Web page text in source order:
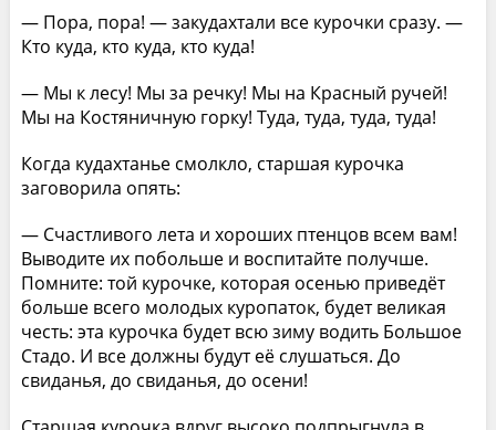
— Пора, пора! — закудахтали все курочки сразу. —
Кто куда, кто куда, кто куда!
— Мы к лесу! Мы за речку! Мы на Красный ручей!
Мы на Костяничную горку! Туда, туда, туда, туда!
Когда кудахтанье смолкло, старшая курочка
заговорила опять:
— Счастливого лета и хороших птенцов всем вам!
Выводите их побольше и воспитайте получше.
Помните: той курочке, которая осенью приведёт
больше всего молодых куропаток, будет великая
честь: эта курочка будет всю зиму водить Большое
Стадо. И все должны будут её слушаться. До
свиданья, до свиданья, до осени!